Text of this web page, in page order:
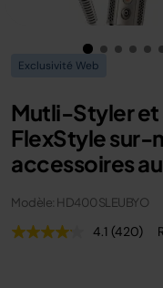
Exclusivité Web
Mutli-Styler et
FlexStyle sur-
accessoires
Modèle: HD400SLEUBYO
4.1 Lire
(420)